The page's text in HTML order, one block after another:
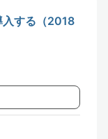
入する（2018